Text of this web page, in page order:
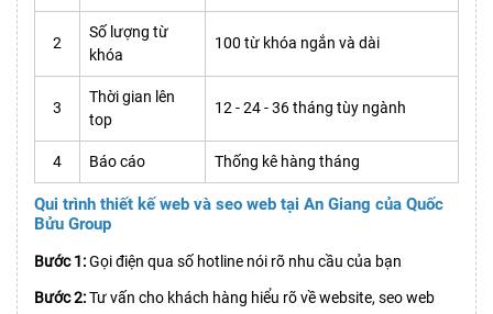
2
Số lượng từ
khóa
100 từ khóa ngắn và dài
3
Thời gian lên
top
12 - 24 - 36 tháng tùy ngành
4 Báo cáo Thống kê hàng tháng
Qui trình thiết kế web và seo web tại An Giang của Quốc
Bửu Group
Bước 1:Gọi điện qua số hotline nói rõ nhu cầu của bạn
Bước 2:Tư vấn cho khách hàng hiểu rõ về website, seo web